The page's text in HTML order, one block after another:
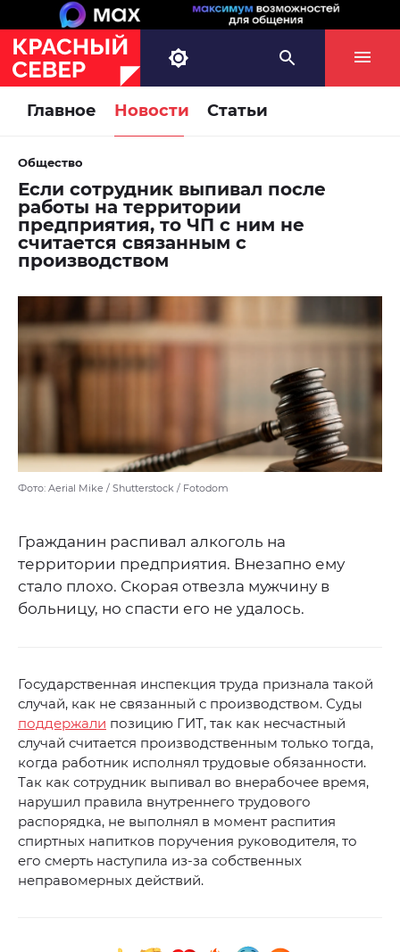
Главное Новости Статьи
Общество
Если сотрудник выпивал после
работы на территории
предприятия, то ЧП с ним не
считается связанным с
производством
Фото: Aerial Mike / Shutterstock / Fotodom
Гражданин распивал алкоголь на
территории предприятия. Внезапно ему
стало плохо. Скорая отвезла мужчину в
больницу, но спасти его не удалось.
Государственная инспекция труда признала такой
случай, как не связанный с производством. Суды
поддержали позицию ГИТ, так как несчастный
случай считается производственным только тогда,
когда работник исполнял трудовые обязанности.
Так как сотрудник выпивал во внерабочее время,
нарушил правила внутреннего трудового
распорядка, не выполнял в момент распития
спиртных напитков поручения руководителя, то
его смерть наступила из-за собственных
неправомерных действий.